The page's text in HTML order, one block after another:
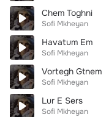
Chem Toghni
Sofi Mkheyan
Havatum Em
Sofi Mkheyan
Vortegh Gtnem
Sofi Mkheyan
Lur E Sers
Sofi Mkheyan